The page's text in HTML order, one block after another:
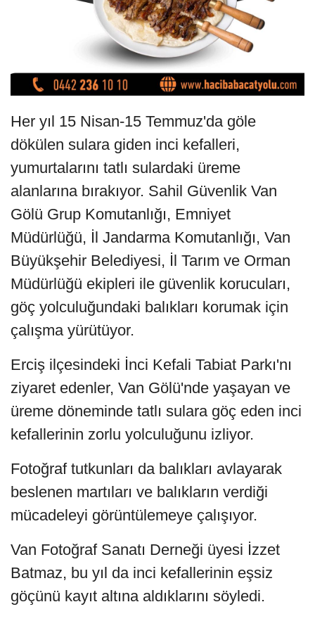
Her yıl 15 Nisan-15 Temmuz'da göle
dökülen sulara giden inci kefalleri,
yumurtalarını tatlı sulardaki üreme
alanlarına bırakıyor. Sahil Güvenlik Van
Gölü Grup Komutanlığı, Emniyet
Müdürlüğü, İl Jandarma Komutanlığı, Van
Büyükşehir Belediyesi, İl Tarım ve Orman
Müdürlüğü ekipleri ile güvenlik korucuları,
göç yolculuğundaki balıkları korumak için
çalışma yürütüyor.
Erciş ilçesindeki İnci Kefali Tabiat Parkı'nı
ziyaret edenler, Van Gölü'nde yaşayan ve
üreme döneminde tatlı sulara göç eden inci
kefallerinin zorlu yolculuğunu izliyor.
Fotoğraf tutkunları da balıkları avlayarak
beslenen martıları ve balıkların verdiği
mücadeleyi görüntülemeye çalışıyor.
Van Fotoğraf Sanatı Derneği üyesi İzzet
Batmaz, bu yıl da inci kefallerinin eşsiz
göçünü kayıt altına aldıklarını söyledi.